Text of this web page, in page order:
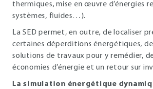
thermiques, mise en œuvre d’énergies
systèmes, fluides…).
La SED permet, en outre, de localiser
certaines déperditions énergétiques,
solutions de travaux pour y remédier,
économies d’énergie et un retour sur
La simulation énergétique